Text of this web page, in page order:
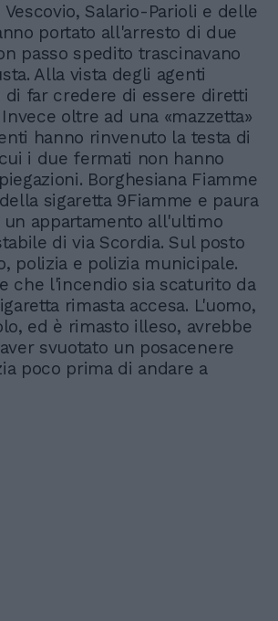
Salario-Parioli e delle
portato all'arresto di due
passo spedito trascinavano
Alla vista degli agenti
di far credere di essere diretti
oltre ad una «mazzetta»
hanno rinvenuto la testa di
i due fermati non hanno
Borghesiana Fiamme
sigaretta 9Fiamme e paura
appartamento all'ultimo
di via Scordia. Sul posto
polizia e polizia municipale.
che l'incendio sia scaturito da
rimasta accesa. L'uomo,
ed è rimasto illeso, avrebbe
svuotato un posacenere
poco prima di andare a